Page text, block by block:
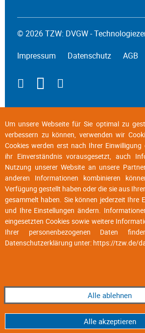
© 2026 TZW: DVGW -
Impressum Datenschutz AGB
Um unsere Webseite für Sie optimal zu
verbessern zu können, verwenden wir
Cookies werden erst nach Ihrer Einwilligung
ihr Einverständnis vorausgesetzt, auch
Nutzung unserer Website an unsere
anderen Informationen kombinieren
Verfügung gestellt haben oder die sie aus
gesammelt haben. Sie können jederzeit Ihre
und Ihre Einstellungen ändern.
eingesetzten Cookies sowie weitere
Ihrer personenbezogenen Daten
Datenschutzerklärung unter: https://tzw.de/
Alle ablehnen
Alle akzeptieren